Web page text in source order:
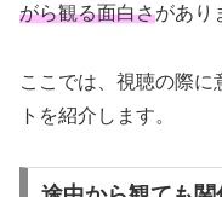
がら観る面白さがあり
ここでは、視聴の際
トを紹介します。